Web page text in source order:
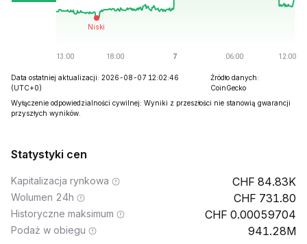
Data ostatniej aktualizacji: 2026-08-07 12:02:46
(UTC+0)
Źródło danych:
CoinGecko
Wyłączenie odpowiedzialności cywilnej: Wyniki z przeszłości nie stanowią gwarancji
przyszłych wyników.
Statystyki cen
Kapitalizacja rynkowa 84.83K
Wolumen 24h 731.80
Historyczne maksimum 0.00059704
Podaż w obiegu 941.28M